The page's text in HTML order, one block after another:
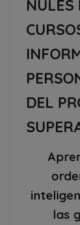
NULES
DEL
las